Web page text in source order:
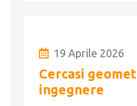
19 Aprile 2026
Cercasi
ingegnere